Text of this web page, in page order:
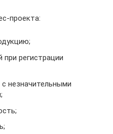
проекта:
регистрации
незначительными